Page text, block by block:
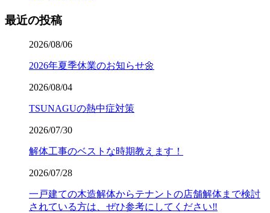
最近の投稿
2026/08/06
2026年夏季休業のお知らせ🌼
2026/08/04
TSUNAGUの熱中症対策
2026/07/30
解体工事のベストな時期教えます！
2026/07/28
一戸建ての木造解体からテナントの店舗解体まで検討
されている方は、ぜひ参考にしてください‼️